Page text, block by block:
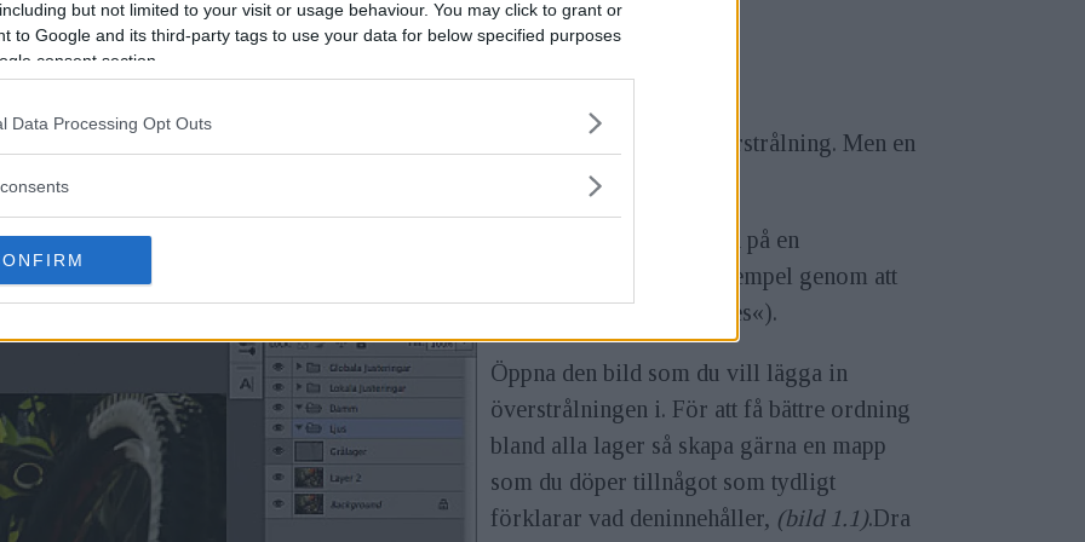
but not limited to your visit or usage behaviour. You may click to grant or
to Google and its third-party tags to use your data for below specified purposes
consent section.
Data Processing Opt Outs
är en utskälld effekt då den missbrukats med Photoshops egna linsöverstrålning. Men en
mycket snyggt.
Steg ett är att hitta en bild på en
linsöverstrålning (till exempel genom att
googla på »free sun flares«).
Öppna den bild som du vill lägga in
överstrålningen i. För att få bättre ordning
bland alla lager så skapa gärna en mapp
som du döper tillnågot som tydligt
förklarar vad deninnehåller, (bild 1.1).Dra